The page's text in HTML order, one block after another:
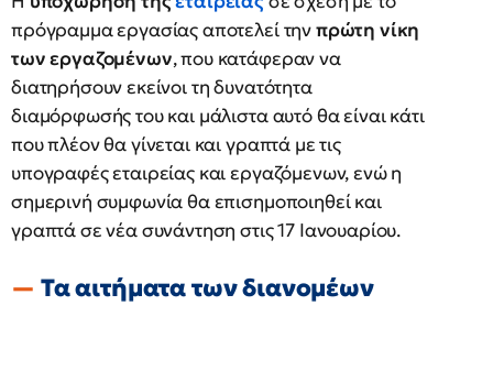
πρόγραμμα εργασίας αποτελεί τηνπρώτη νίκη
των εργαζομένων, που κατάφεραν να
διατηρήσουν εκείνοι τη δυνατότητα
διαμόρφωσής του και μάλιστα αυτό θα είναι κάτι
που πλέον θα γίνεται και γραπτά με τις
υπογραφές εταιρείας και εργαζόμενων, ενώ η
σημερινή συμφωνία θα επισημοποιηθεί και
γραπτά σε νέα συνάντηση στις 17 Ιανουαρίου.
Τα αιτήματα των διανομέων